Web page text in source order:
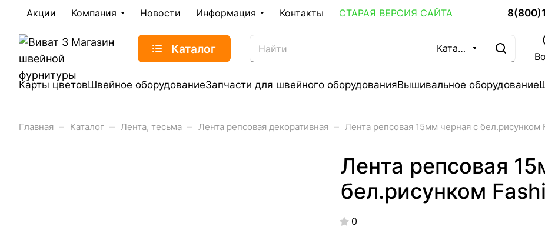
Акции Компания Новости Информация Контакты СТАРАЯ ВЕРСИЯ САЙТА
Каталог Каталог
Карты цветовШвейное оборудованиеЗапчасти для швейного оборудованияВышивальное оборудование
Главная – Каталог – Лента, тесьма – Лента репсовая декоративная – Лента репсовая 15мм черная с бел.рисунком
Лента репсовая
бел.рисунком
0